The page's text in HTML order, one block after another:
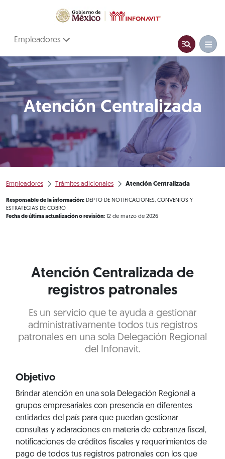
Empleadores
Atención Centralizada
Empleadores Trámites adicionales Atención Centralizada
Responsable de la información: DEPTO DE NOTIFICACIONES, CONVENIOS Y
ESTRATEGIAS DE COBRO
Fecha de última actualización o revisión: 12 de marzo de 2026
Atención Centralizada de
registros patronales
Es un servicio que te ayuda a gestionar
administrativamente todos tus registros
patronales en una sola Delegación Regional
del Infonavit.
Objetivo
Brindar atención en una sola Delegación Regional a
grupos empresariales con presencia en diferentes
entidades del país para que puedan gestionar
consultas y aclaraciones en materia de cobranza fiscal,
notificaciones de créditos fiscales y requerimientos de
pago de todos tus registros patronales con los que